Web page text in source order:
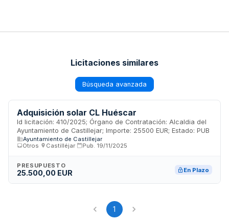
Licitaciones similares
Búsqueda avanzada
Adquisición solar CL Huéscar
Id licitación: 410/2025; Órgano de Contratación: Alcaldia del
Ayuntamiento de Castillejar; Importe: 25500 EUR; Estado: PUB
Ayuntamiento de Castillejar
Otros
Castilléjar Pub. 19/11/2025
PRESUPUESTO
25.500,00 EUR En Plazo
1